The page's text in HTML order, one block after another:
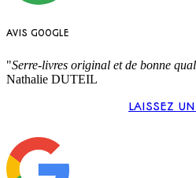
AVIS GOOGLE
"Serre-livres original et de bonne
Nathalie DUTEIL
LAISSEZ